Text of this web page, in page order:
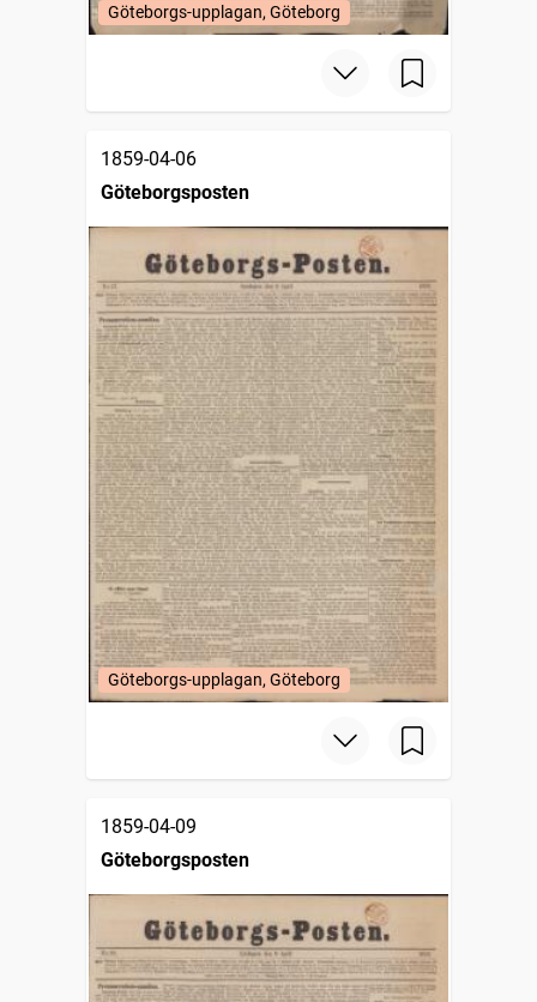
Göteborgs-upplagan, Göteborg
1859-04-06
Göteborgsposten
Göteborgs-upplagan, Göteborg
1859-04-09
Göteborgsposten